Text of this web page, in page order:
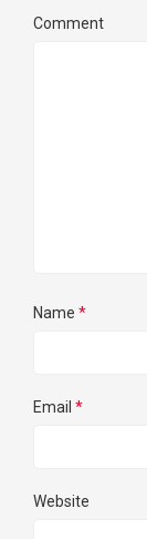
Comment
Name *
Email *
Website